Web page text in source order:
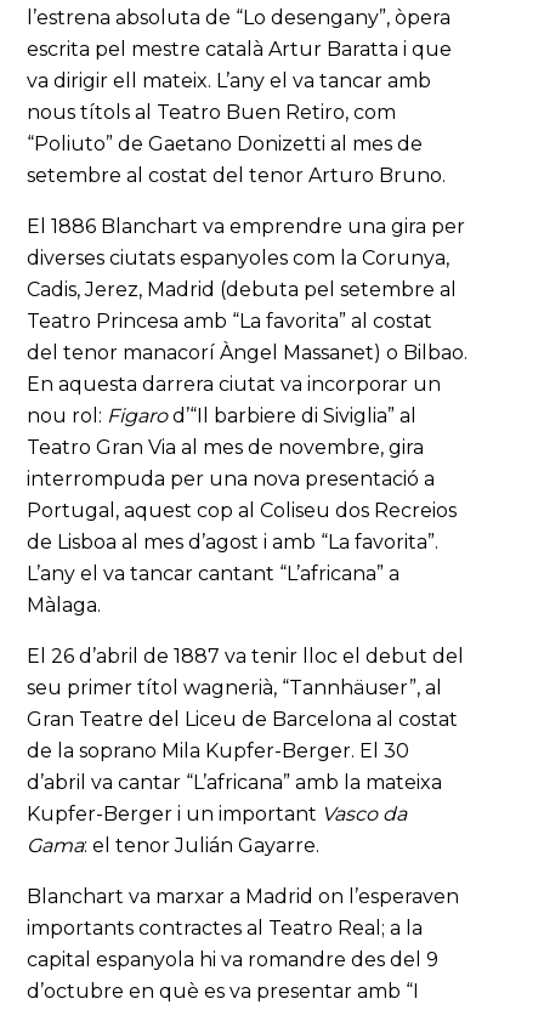
l’estrena absoluta de “Lo desengany”, òpera
escrita pel mestre català Artur Baratta i que
va dirigir ell mateix. L’any el va tancar amb
nous títols al Teatro Buen Retiro, com
“Poliuto” de Gaetano Donizetti al mes de
setembre al costat del tenor Arturo Bruno.
El 1886 Blanchart va emprendre una gira per
diverses ciutats espanyoles com la Corunya,
Cadis, Jerez, Madrid (debuta pel setembre al
Teatro Princesa amb “La favorita” al costat
del tenor manacorí Àngel Massanet) o Bilbao.
En aquesta darrera ciutat va incorporar un
nou rol: Figarod’“Il barbiere di Siviglia” al
Teatro Gran Via al mes de novembre, gira
interrompuda per una nova presentació a
Portugal, aquest cop al Coliseu dos Recreios
de Lisboa al mes d’agost i amb “La favorita”.
L’any el va tancar cantant “L’africana” a
Màlaga.
El 26 d’abril de 1887 va tenir lloc el debut del
seu primer títol wagnerià, “Tannhäuser”, al
Gran Teatre del Liceu de Barcelona al costat
de la soprano Mila Kupfer-Berger. El 30
d’abril va cantar “L’africana” amb la mateixa
Kupfer-Berger i un important Vasco da
Gama: el tenor Julián Gayarre.
Blanchart va marxar a Madrid on l’esperaven
importants contractes al Teatro Real; a la
capital espanyola hi va romandre des del 9
d’octubre en què es va presentar amb “I